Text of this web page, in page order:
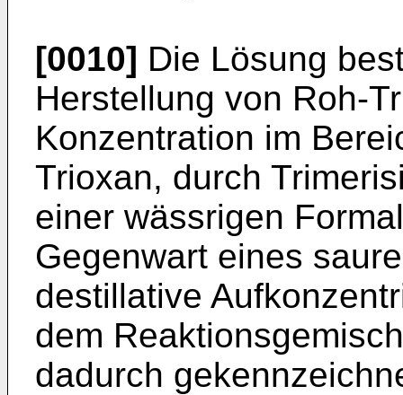
[0010] Die Lösung
Herstellung von Roh-
Konzentration im
Trioxan, durch
einer wässrigen
Gegenwart eines
destillative
dem
dadurch